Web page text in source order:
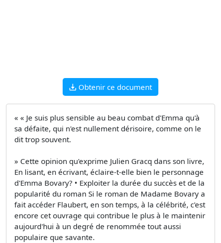
Obtenir ce document
« « Je suis plus sensible au beau combat d'Emma qu'à
sa défaite, qui n'est nullement dérisoire, comme on le
dit trop souvent.
» Cette opinion qu'exprime Julien Gracq dans son livre,
En lisant, en écrivant, éclaire-t-elle bien le personnage
d'Emma Bovary? • Exploiter la durée du succès et de la
popularité du roman Si le roman de Madame Bovary a
fait accéder Flaubert, en son temps, à la célébrité, c'est
encore cet ouvrage qui contribue le plus à le maintenir
aujourd'hui à un degré de renommée tout aussi
populaire que savante.